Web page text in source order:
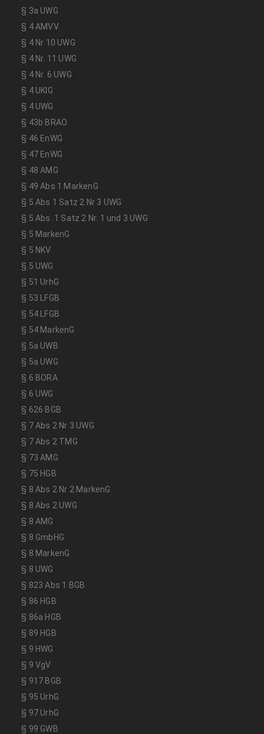
§ 3a UWG
§ 4 AMVV
§ 4 Nr 10 UWG
§ 4 Nr. 11 UWG
§ 4 Nr. 6 UWG
§ 4 UKlG
§ 4 UWG
§ 43b BRAO
§ 46 EnWG
§ 47 EnWG
§ 48 AMG
§ 49 Abs 1 MarkenG
§ 5 Abs 1 Satz 2 Nr 3 UWG
§ 5 Abs. 1 Satz 2 Nr. 1 und 3 UWG
§ 5 MarkenG
§ 5 NKV
§ 5 UWG
§ 51 UrhG
§ 53 LFGB
§ 54 LFGB
§ 54 MarkenG
§ 5a UWB
§ 5a UWG
§ 6 BORA
§ 6 UWG
§ 626 BGB
§ 7 Abs 2 Nr 3 UWG
§ 7 Abs 2 TMG
§ 73 AMG
§ 75 HGB
§ 8 Abs 2 Nr 2 MarkenG
§ 8 Abs 2 UWG
§ 8 AMG
§ 8 GmbHG
§ 8 MarkenG
§ 8 UWG
§ 823 Abs 1 BGB
§ 86 HGB
§ 86a HGB
§ 89 HGB
§ 9 HWG
§ 9 VgV
§ 917 BGB
§ 95 UrhG
§ 97 UrhG
§ 99 GWB